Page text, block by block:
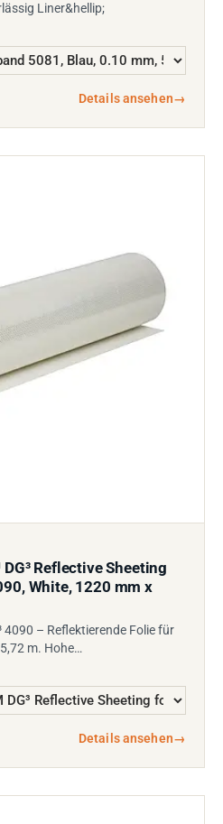
Liner&hellip;
Details ansehen→
DG³ Reflective Sheeting
White, 1220 mm x
4090 – Reflektierende Folie für
m. Hohe…
Details ansehen→